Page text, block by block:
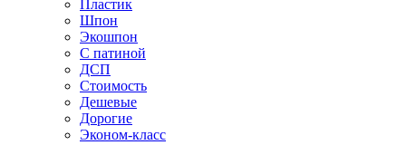
Пластик
Шпон
Экошпон
С патиной
ДСП
Стоимость
Дешевые
Дорогие
Эконом-класс